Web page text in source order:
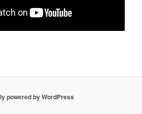
powered by WordPress